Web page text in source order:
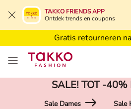
TAKKO FRIENDS APP
Ontdek trends en coupons
Gratis levering
Gratis retourneren
5€ voucher voor
SALE! TOT -40%
Sale Dames
Sale